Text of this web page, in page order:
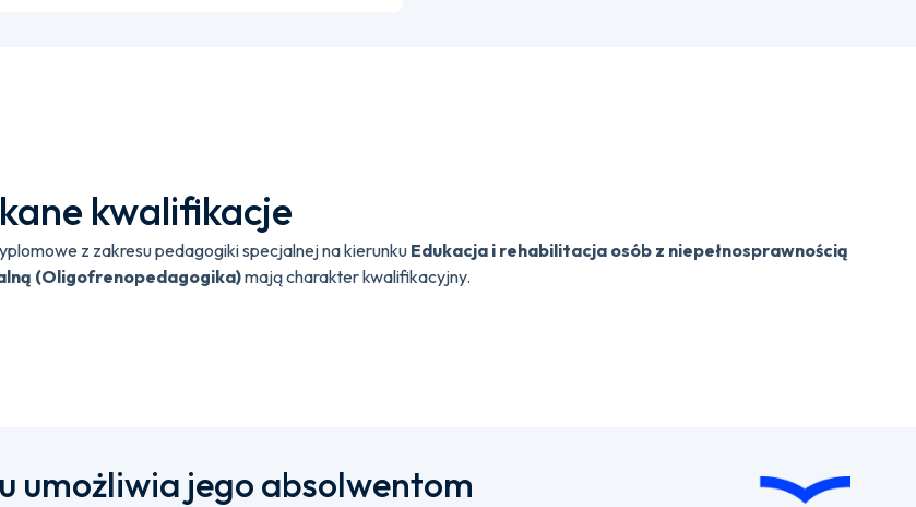
kwalifikacje
z zakresu pedagogiki specjalnej na kierunku Edukacja i rehabilitacja osób z niepełnosprawnością
(Oligofrenopedagogika)mają charakter kwalifikacyjny.
umożliwia jego absolwentom